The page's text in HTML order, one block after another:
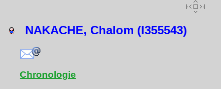
NAKACHE, Chalom (I355543)
Chronologie